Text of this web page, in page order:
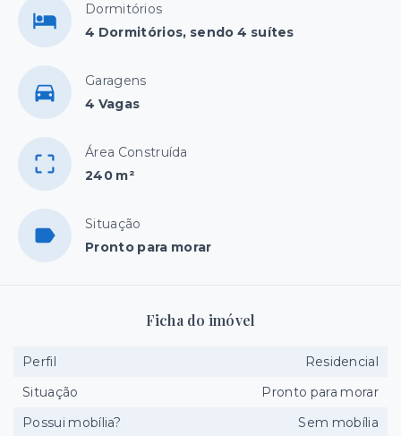
Dormitórios
4 Dormitórios, sendo 4 suítes
Garagens
4 Vagas
Área Construída
240 m²
Situação
Pronto para morar
Ficha do imóvel
Perfil
Residencial
Situação
Pronto para morar
Possui mobília?
Sem mobília